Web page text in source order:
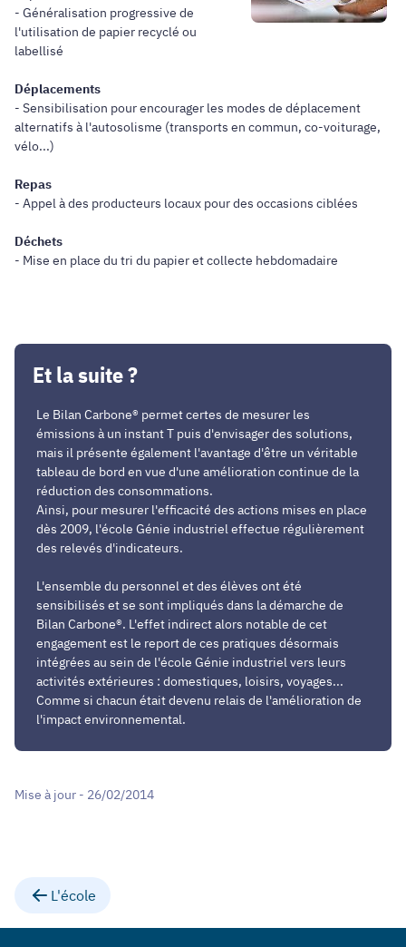
- Généralisation progressive de
l'utilisation de papier recyclé ou
labellisé
Déplacements
- Sensibilisation pour encourager les modes de déplacement
alternatifs à l'autosolisme (transports en commun, co-voiturage,
vélo...)
Repas
- Appel à des producteurs locaux pour des occasions ciblées
Déchets
- Mise en place du tri du papier et collecte hebdomadaire
Et la suite ?
Le Bilan Carbone® permet certes de mesurer les
émissions à un instant T puis d'envisager des solutions,
mais il présente également l'avantage d'être un véritable
tableau de bord en vue d'une amélioration continue de la
réduction des consommations.
Ainsi, pour mesurer l'efficacité des actions mises en place
dès 2009, l'école Génie industriel effectue régulièrement
des relevés d'indicateurs.
L'ensemble du personnel et des élèves ont été
sensibilisés et se sont impliqués dans la démarche de
Bilan Carbone®. L'effet indirect alors notable de cet
engagement est le report de ces pratiques désormais
intégrées au sein de l'école Génie industriel vers leurs
activités extérieures : domestiques, loisirs, voyages...
Comme si chacun était devenu relais de l'amélioration de
l'impact environnemental.
Mise à jour - 26/02/2014
L'école